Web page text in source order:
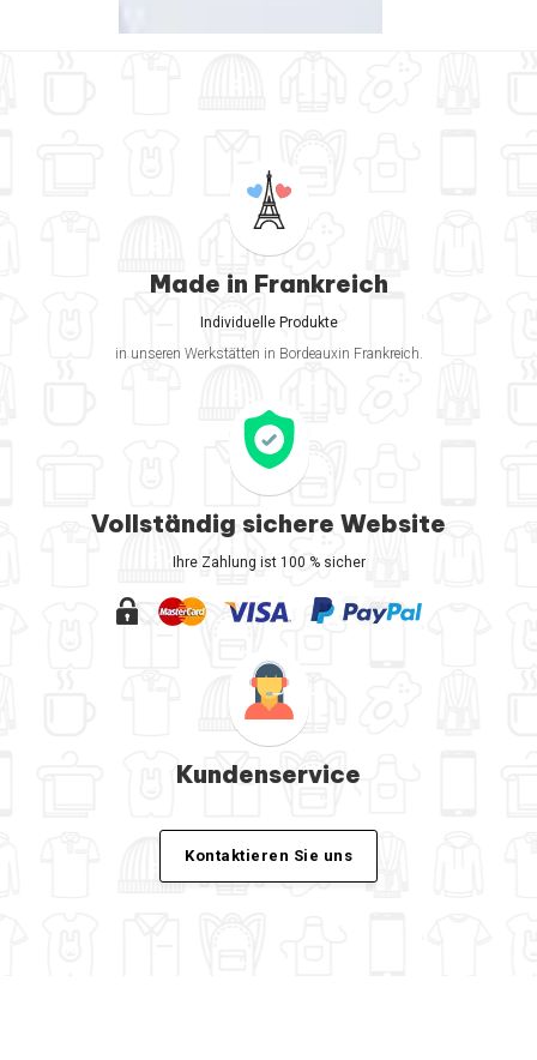
Made in Frankreich
Individuelle Produkte
in unseren Werkstätten in Bordeauxin Frankreich.
Vollständig sichere Website
Ihre Zahlung ist 100 % sicher
Kundenservice
Kontaktieren Sie uns